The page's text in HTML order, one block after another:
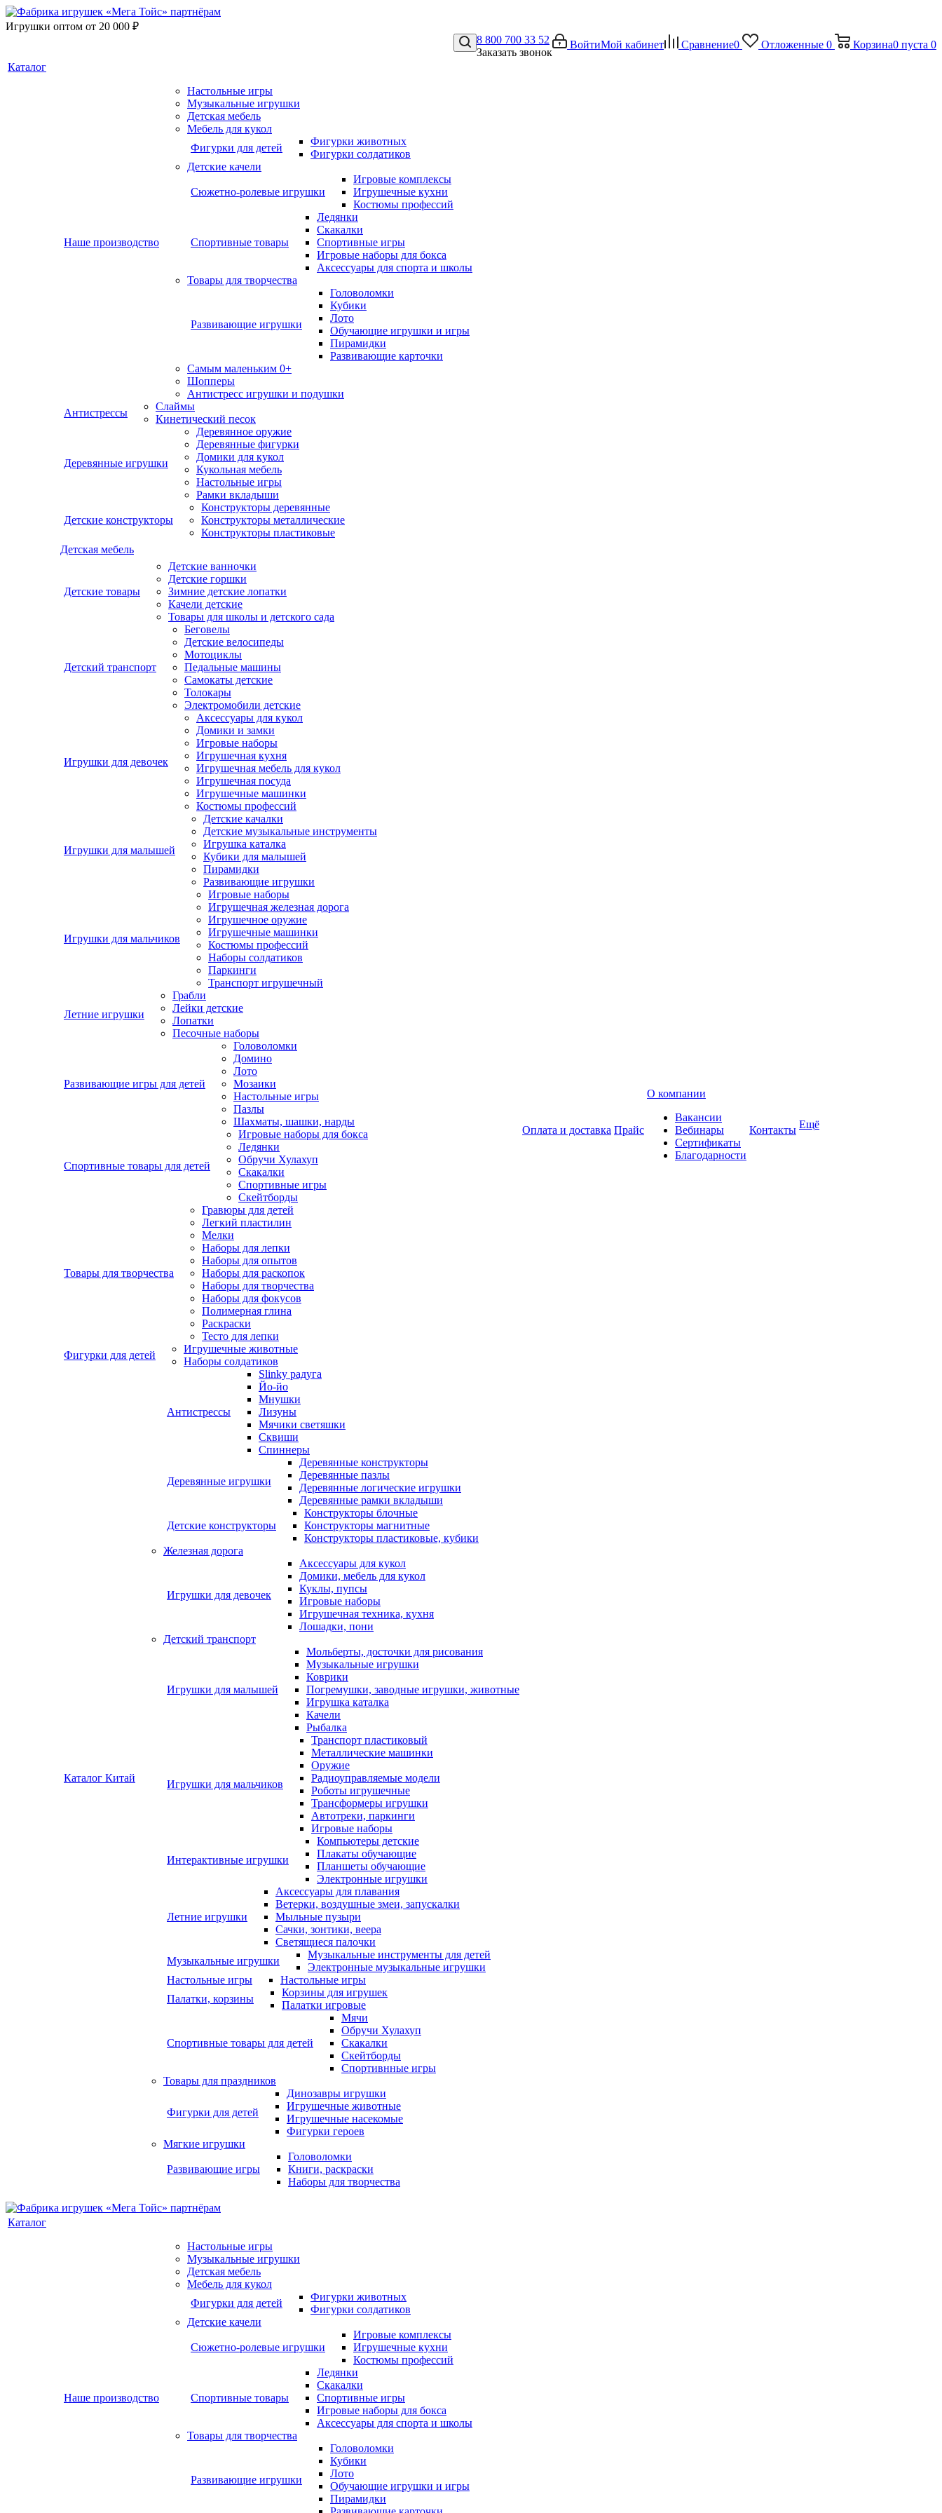
Игрушки оптом от 20 000 ₽
Сравнение0 Отложенные 0 Корзина0 пуста 0
ВойтиМой кабинет
8 800 700 33 52
Заказать звонок
Каталог
Наше производство
Настольные игры
Музыкальные игрушки
Детская мебель
Мебель для кукол
Фигурки для детей
Фигурки животных
Фигурки солдатиков
Детские качели
Сюжетно-ролевые игрушки
Игровые комплексы
Игрушечные кухни
Костюмы профессий
Спортивные товары
Ледянки
Скакалки
Спортивные игры
Игровые наборы для бокса
Аксессуары для спорта и школы
Товары для творчества
Развивающие игрушки
Головоломки
Кубики
Лото
Обучающие игрушки и игры
Пирамидки
Развивающие карточки
Самым маленьким 0+
Шопперы
Антистресс игрушки и подушки
Антистрессы
Слаймы
Кинетический песок
Деревянные игрушки
Деревянное оружие
Деревянные фигурки
Домики для кукол
Кукольная мебель
Настольные игры
Рамки вкладыши
Детские конструкторы
Конструкторы деревянные
Конструкторы металлические
Конструкторы пластиковые
Детская мебель
Детские товары
Детские ванночки
Детские горшки
Зимние детские лопатки
Качели детские
Товары для школы и детского сада
Детский транспорт
Беговелы
Детские велосипеды
Мотоциклы
Педальные машины
Самокаты детские
Толокары
Электромобили детские
Игрушки для девочек
Аксессуары для кукол
Домики и замки
Игровые наборы
Игрушечная кухня
Игрушечная мебель для кукол
Игрушечная посуда
Игрушечные машинки
Костюмы профессий
Игрушки для малышей
Детские качалки
Детские музыкальные инструменты
Игрушка каталка
Кубики для малышей
Пирамидки
Развивающие игрушки
Игрушки для мальчиков
Игровые наборы
Игрушечная железная дорога
Игрушечное оружие
Игрушечные машинки
Костюмы профессий
Наборы солдатиков
Паркинги
Транспорт игрушечный
Летние игрушки
Грабли
Лейки детские
Лопатки
Песочные наборы
Развивающие игры для детей
Головоломки
Домино
Лото
Мозаики
Настольные игры
Пазлы
Шахматы, шашки, нарды
Спортивные товары для детей
Игровые наборы для бокса
Ледянки
Обручи Хулахуп
Скакалки
Спортивные игры
Скейтборды
Товары для творчества
Гравюры для детей
Легкий пластилин
Мелки
Наборы для лепки
Наборы для опытов
Наборы для раскопок
Наборы для творчества
Наборы для фокусов
Полимерная глина
Раскраски
Тесто для лепки
Фигурки для детей
Игрушечные животные
Наборы солдатиков
Каталог Китай
Антистрессы
Slinky радуга
Йо-йо
Мнушки
Лизуны
Мячики светяшки
Сквиши
Спиннеры
Деревянные игрушки
Деревянные конструкторы
Деревянные пазлы
Деревянные логические игрушки
Деревянные рамки вкладыши
Детские конструкторы
Конструкторы блочные
Конструкторы магнитные
Конструкторы пластиковые, кубики
Железная дорога
Игрушки для девочек
Аксессуары для кукол
Домики, мебель для кукол
Куклы, пупсы
Игровые наборы
Игрушечная техника, кухня
Лошадки, пони
Детский транспорт
Игрушки для малышей
Мольберты, досточки для рисования
Музыкальные игрушки
Коврики
Погремушки, заводные игрушки, животные
Игрушка каталка
Качели
Рыбалка
Игрушки для мальчиков
Транспорт пластиковый
Металлические машинки
Оружие
Радиоуправляемые модели
Роботы игрушечные
Трансформеры игрушки
Автотреки, паркинги
Игровые наборы
Интерактивные игрушки
Компьютеры детские
Плакаты обучающие
Планшеты обучающие
Электронные игрушки
Летние игрушки
Аксессуары для плавания
Ветерки, воздушные змеи, запускалки
Мыльные пузыри
Сачки, зонтики, веера
Светящиеся палочки
Музыкальные игрушки
Музыкальные инструменты для детей
Электронные музыкальные игрушки
Настольные игры
Настольные игры
Палатки, корзины
Корзины для игрушек
Палатки игровые
Спортивные товары для детей
Мячи
Обручи Хулахуп
Скакалки
Скейтборды
Спортивнные игры
Товары для праздников
Фигурки для детей
Динозавры игрушки
Игрушечные животные
Игрушечные насекомые
Фигурки героев
Мягкие игрушки
Развивающие игры
Головоломки
Книги, раскраски
Наборы для творчества
Оплата и доставка Прайс
О компании
Вакансии
Вебинары
Сертификаты
Благодарности
Контакты Ещё
Каталог
Наше производство
Настольные игры
Музыкальные игрушки
Детская мебель
Мебель для кукол
Фигурки для детей
Фигурки животных
Фигурки солдатиков
Детские качели
Сюжетно-ролевые игрушки
Игровые комплексы
Игрушечные кухни
Костюмы профессий
Спортивные товары
Ледянки
Скакалки
Спортивные игры
Игровые наборы для бокса
Аксессуары для спорта и школы
Товары для творчества
Развивающие игрушки
Головоломки
Кубики
Лото
Обучающие игрушки и игры
Пирамидки